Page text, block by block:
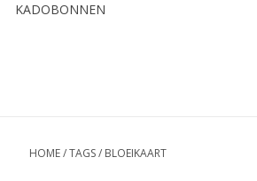
KADOBONNEN
HOME/TAGS/ BLOEIKAART